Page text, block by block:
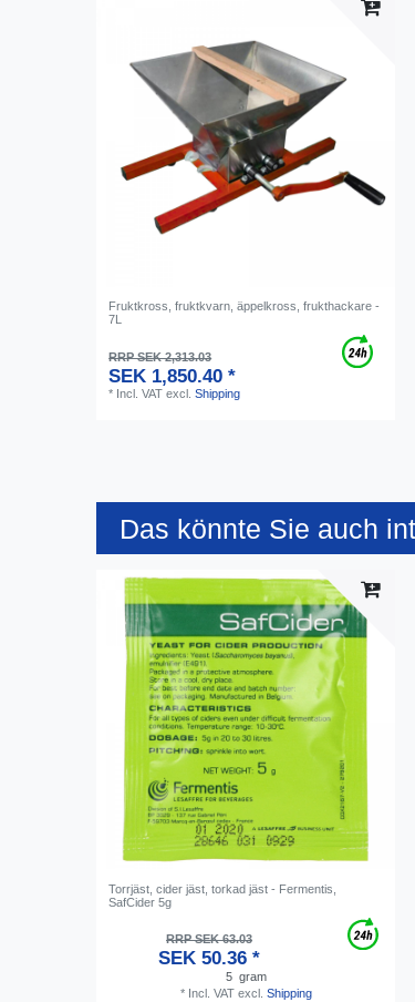
Fruktkross, fruktkvarn, äppelkross, frukthackare -
7L
RRP SEK 2,313.03
SEK 1,850.40 *
* Incl. VAT excl.Shipping
Das könnte Sie auch
Torrjäst, cider jäst, torkad jäst - Fermentis,
SafCider 5g
RRP SEK 63.03
SEK 50.36 *
5 gram
* Incl. VATexcl. Shipping